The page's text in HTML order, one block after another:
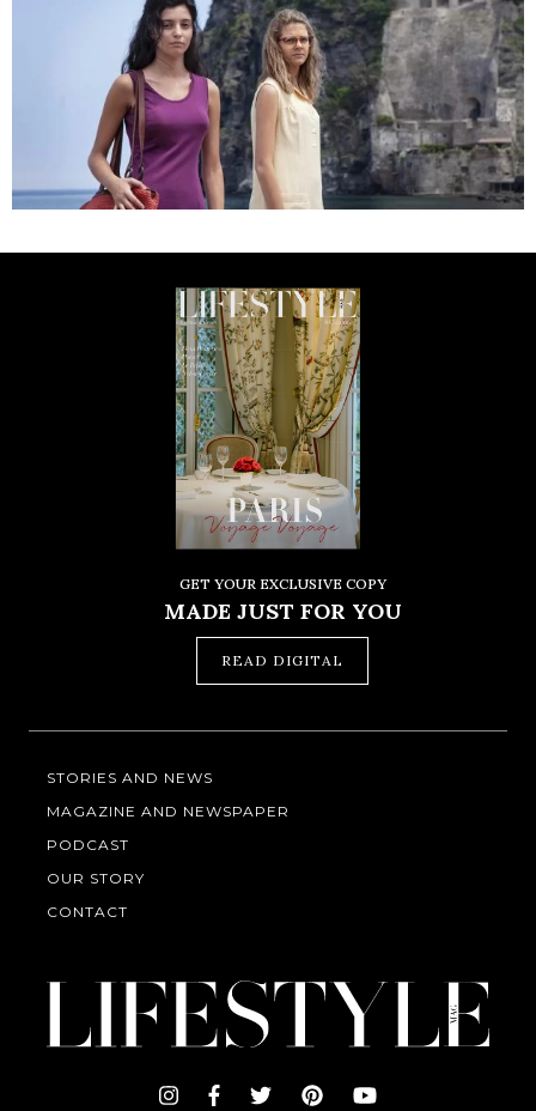
GET YOUR EXCLUSIVE COPY
MADE JUST FOR YOU
READ DIGITAL
STORIES AND NEWS
MAGAZINE AND NEWSPAPER
PODCAST
OUR STORY
CONTACT